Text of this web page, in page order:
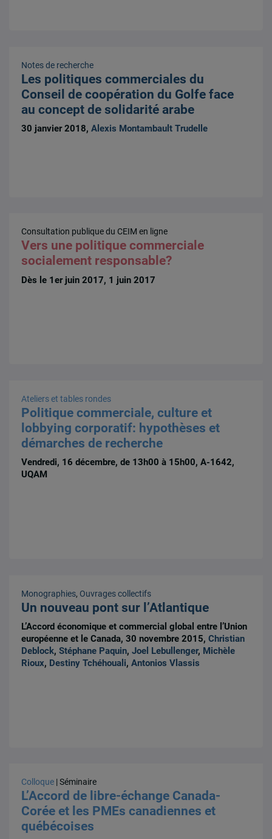
Notes de recherche
Les politiques commerciales du
Conseil de coopération du Golfe face
au concept de solidarité arabe
30 janvier 2018,Alexis Montambault Trudelle
Consultation publique du CEIM en ligne
Vers une politique commerciale
socialement responsable?
Dès le 1er juin 2017, 1 juin 2017
Ateliers et tables rondes
Politique commerciale, culture et
lobbying corporatif: hypothèses et
démarches de recherche
Vendredi, 16 décembre, de 13h00 à 15h00, A-1642,
UQAM
Monographies, Ouvrages collectifs
Un nouveau pont sur l’Atlantique
L’Accord économique et commercial global entre l’Union
européenne et le Canada, 30 novembre 2015,Christian
Deblock,Stéphane Paquin,Joel Lebullenger, Michèle
Rioux, Destiny Tchéhouali,Antonios Vlassis
Colloque | Séminaire
L’Accord de libre-échange Canada-
Corée et les PMEs canadiennes et
québécoises